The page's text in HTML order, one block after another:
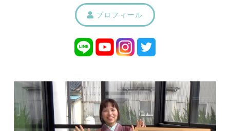
プロフィール